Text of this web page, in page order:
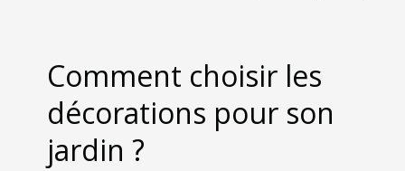
Comment choisir les
décorations pour son
jardin ?